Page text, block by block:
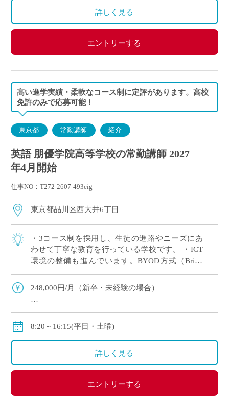
●保険等：私学共済、労災保険、雇用保険
詳しく見る
エントリーする
高い進学実績・柔軟なコース制に定評があります。高校
免許のみで応募可能！
東京都 常勤講師 紹介
英語 朋優学院高等学校の常勤講師 2027
年4月開始
仕事NO：T272-2607-493eig
東京都品川区西大井6丁目
・3コース制を採用し、生徒の進路やニーズにあ
わせて丁寧な教育を行っている学校です。 ・ICT
環境の整備も進んでいます。BYOD方式（Bring
る）を導入してお […]
248,000円/月（新卒・未経験の場合）
380万円(22歳),450万円(25歳),570万円(35歳)
（いずれも副担任・部活動顧問を担当した場合）
私学共済加入可能。
8:20～16:15(平日・土曜)
詳しく見る
エントリーする